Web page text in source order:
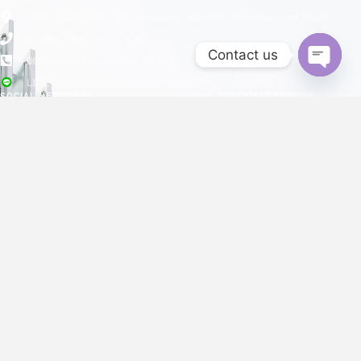
065-8899840 (Customer Service)
LINE
SOCIAL NETWORKS
Contact us
Open